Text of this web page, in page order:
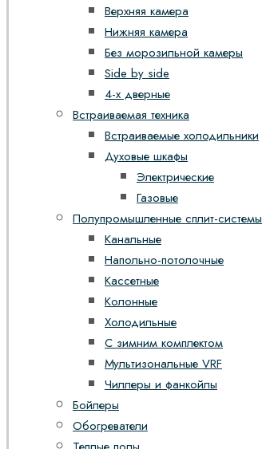
Верхняя камера
Нижняя камера
Без морозильной камеры
Side by side
4-х дверные
Встраиваемая техника
Встраиваемые холодильники
Духовые шкафы
Электрические
Газовые
Полупромышленные сплит-системы
Канальные
Напольно-потолочные
Кассетные
Колонные
Холодильные
С зимним комплектом
Мультизональные VRF
Чиллеры и фанкойлы
Бойлеры
Обогреватели